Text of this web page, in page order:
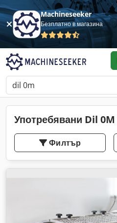
Machineseeker
Безплатно в магазина
Употребявани Dil 0M
Филтър